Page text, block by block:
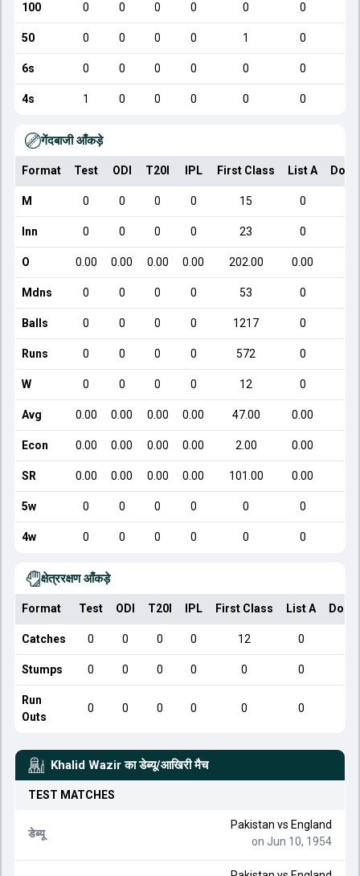
100 0 0 0 0 0 0
50 0 0 0 0 1 0
6s 0 0 0 0 0 0
4s 1 0 0 0 0 0
गेंदबाजी आँकड़े
Format Test ODI T20I IPL First Class List A
M 0 0 0 0 15 0
Inn 0 0 0 0 23 0
O 0.00 0.00 0.00 0.00 202.00 0.00
Mdns 0 0 0 0 53 0
Balls 0 0 0 0 1217 0
Runs 0 0 0 0 572 0
W 0 0 0 0 12 0
Avg 0.00 0.00 0.00 0.00 47.00 0.00
Econ 0.00 0.00 0.00 0.00 2.00 0.00
SR 0.00 0.00 0.00 0.00 101.00 0.00
5w 0 0 0 0 0 0
4w 0 0 0 0 0 0
क्षेत्ररक्षण आँकड़े
Format Test ODI T20I IPL First Class List A
Catches 0 0 0 0 12 0
Stumps 0 0 0 0 0 0
Run
Outs
0 0 0 0 0 0
Khalid Wazir का डेब्यू/आखिरी मैच
TEST MATCHES
डेब्यू
Pakistan vs England
on Jun 10, 1954